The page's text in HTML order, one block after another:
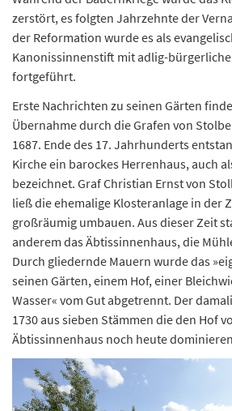
zerstört, es folgten Jahrzehnte der
der Reformation wurde es als
Kanonissinnenstift mit adlig-
fortgeführt.
Erste Nachrichten zu seinen Gärten
Übernahme durch die Grafen von
1687. Ende des 17. Jahrhunderts
Kirche ein barockes Herrenhaus, auch
bezeichnet. Graf Christian Ernst von
ließ die ehemalige Klosteranlage in der
großräumig umbauen. Aus dieser Zeit
anderem das Äbtissinnenhaus, die
Durch gliedernde Mauern wurde das
seinen Gärten, einem Hof, einer
Wasser« vom Gut abgetrennt. Der
1730 aus sieben Stämmen die den Hof
Äbtissinnenhaus noch heute